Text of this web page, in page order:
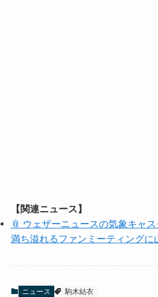
【関連ニュース】
📎 ウェザーニュースの気象キャ
満ち溢れるファンミーティングに
ニュース 駒木結衣